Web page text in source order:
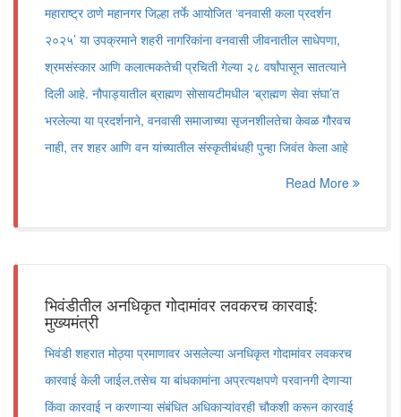
महाराष्ट्र ठाणे महानगर जिल्हा तर्फे आयोजित ‘वनवासी कला प्रदर्शन
२०२५’ या उपक्रमाने शहरी नागरिकांना वनवासी जीवनातील साधेपणा,
श्रमसंस्कार आणि कलात्मकतेची प्रचिती गेल्या २८ वर्षांपासून सातत्याने
दिली आहे. नौपाड्यातील ब्राह्मण सोसायटीमधील ‘ब्राह्मण सेवा संघा’त
भरलेल्या या प्रदर्शनाने, वनवासी समाजाच्या सृजनशीलतेचा केवळ गौरवच
नाही, तर शहर आणि वन यांच्यातील संस्कृतीबंधही पुन्हा जिवंत केला आहे
Read More
भिवंडीतील अनधिकृत गोदामांवर लवकरच कारवाई:
मुख्यमंत्री
भिवंडी शहरात मोठ्या प्रमाणावर असलेल्या अनधिकृत गोदामांवर लवकरच
कारवाई केली जाईल.तसेच या बांधकामांना अप्रत्यक्षपणे परवानगी देणाऱ्या
किंवा कारवाई न करणाऱ्या संबंधित अधिकाऱ्यांवरही चौकशी करून कारवाई